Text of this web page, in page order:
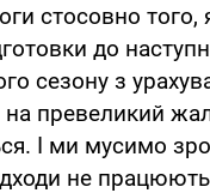
стосовно того,
до
сезону з
на превеликий
І ми мусимо
не